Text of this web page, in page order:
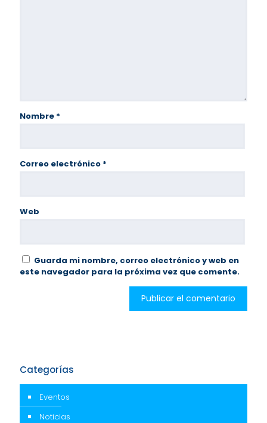
Nombre *
Correo electrónico *
Web
Guarda mi nombre, correo electrónico y web en
este navegador para la próxima vez que comente.
Categorías
Eventos
Noticias